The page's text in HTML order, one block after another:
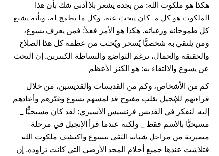
هكذا هو ملكوت الله: من يجده يشعر بلا أدنى شك بأن هذا
الملكوت هو كل ما كان يبحث عنه، وكل ما يطمح له، وبأنه يشبع
كل طموحاته ورغباته. هكذا هو الأمر فعلاً: فمن يعرف يسوع،
ومن يلتقي به شخصيًّا يُسحر ويُخلب من عظمة كل هذا الصلاح
والحقيقة والجمال، برغم التواضع والبساطة الكبيرين. إن البحث
عن يسوع والالتقاء به: هو الكنز الأعظم!
كم من الأشخاص، وكم من القديسات والقديسين، من خلال
قراءتهم للإنجيل بقلب مفتوح قد لمسهم يسوع وغيّرهم وأعادهم
إليه. لنفكر في القديس فرنسيس الأسيزي: لقد كان مسيحيًّا _
مسيحيًّا بالاسم فقط _ ولكنه عندما قرأ الإنجيل في مرحلة
مصيرية من مراحل شبابه التقى بيسوع واكتشف ملكوت الله
فتلاشت عندها جميع أحلام المجد الأرضي التي كانت تراوده. إن